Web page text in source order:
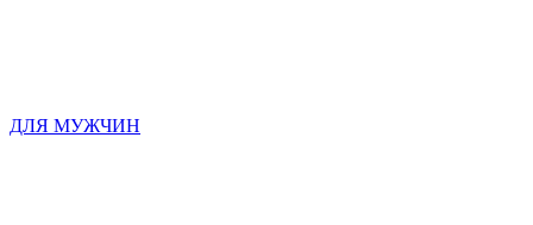
ДЛЯ МУЖЧИН